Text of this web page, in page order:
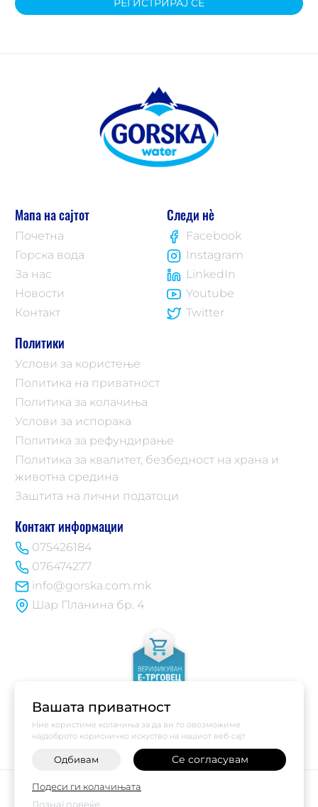
Вашата приватност
Ние користиме колачиња за да ви го овозможиме
најдоброто корисничко искуство на нашиот веб-сајт
Одбивам Се согласувам
Подеси ги колачињата
Дознај повеќе
+
РЕГИСТРИРАЈ СЕ
Мапа на сајтот
Почетна
Горска вода
За нас
Новости
Контакт
Политики
Услови за користење
Политика на приватност
Политика за колачиња
Услови за испорака
Политика за рефундирање
Политика за квалитет, безбедност на храна и
животна средина
Заштита на лични податоци
Контакт информации
075426184
076474277
info@gorska.com.mk
Шар Планина бр. 4
Следи нè
Facebook
Instagram
LinkedIn
Youtube
Twitter
©2026Vendor x
Поставки за колачиња